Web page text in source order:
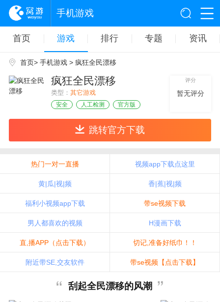
手机游戏
首页 游戏 排行 专题 资讯
首页> 手机游戏> 疯狂全民漂移
疯狂全民漂移
类型： 其它游戏
安全 人工检测 官方版
评分
暂无评分
跳转官方下载
热门一对一直播 视频app下载点这里
黄|瓜|视|频 香|蕉|视|频
福利小视频app下载 带se视频下载
男人都喜欢的视频 H漫画下载
直,播APP（点击下载） 切记,准备好纸巾！！
附近带SE,交友软件 带se视频【点击下载】
刮起全民漂移的风潮